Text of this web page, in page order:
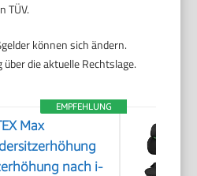
TÜV.
können sich ändern.
die aktuelle Rechtslage.
EMPFEHLUNG
Max
nach i-